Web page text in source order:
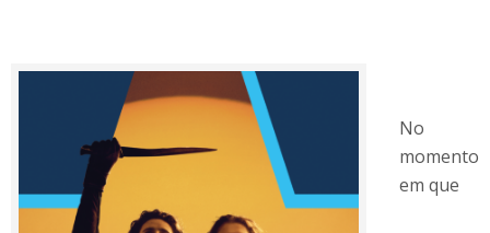
No
momento
em que